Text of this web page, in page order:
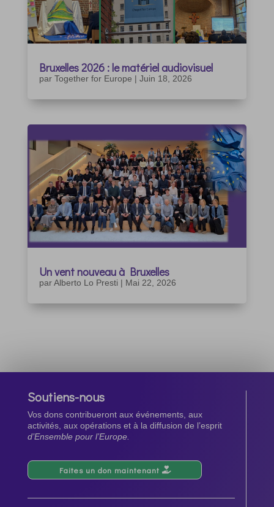
Bruxelles 2026 : le matériel audiovisuel
par Together for Europe | Juin 18, 2026
Un vent nouveau à Bruxelles
parAlberto Lo Presti | Mai 22, 2026
Soutiens-nous
Vos dons contribueront aux événements, aux
activités, aux opérations et à la diffusion de l’esprit
d’Ensemble pour l’Europe.
Faites un don maintenant